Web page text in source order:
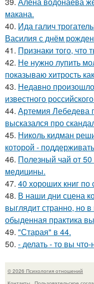
макана.
40. Ида галич
Василия с днём
41. Признаки того, что
42. Не нужно лупить
показываю хитрость
43. Недавно
известного
44. Артемия Лебедева
высказался про
45. Николь кидман
которой -
46. Полезный чай от 50
медицины.
47. 40 хороших книг по
48. В наши дни сцена
выглядит странно, но
обыденная практика
49. "Старая" в 44.
50. - делать - то вы
© 2026 Психология отношений